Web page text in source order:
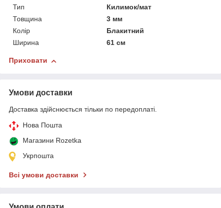
Тип
Килимок/мат
Товщина
3 мм
Колір
Блакитний
Ширина
61 см
Приховати
Умови доставки
Доставка здійснюється тільки по передоплаті.
Нова Пошта
Магазини Rozetka
Укрпошта
Всі умови доставки